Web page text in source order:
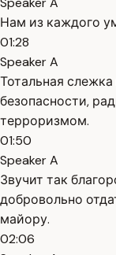
Нам из каждого
01:28
Speaker A
Тотальная
безопасности,
терроризмом.
01:50
Speaker A
Звучит так
добровольно
майору.
02:06